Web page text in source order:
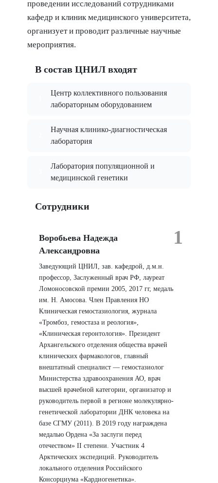
проведении исследований сотрудниками
кафедр и клиник медицинского университета,
организует и проводит различные научные
мероприятия.
В состав ЦНИЛ входят
Центр коллективного пользования
лабораторным оборудованием
Научная клинико-диагностическая
лаборатория
Лаборатория популяционной и
медицинской генетики
Сотрудники
1
Воробьева Надежда
Александровна
Заведующий ЦНИЛ, зав. кафедрой, д.м.н.
профессор, Заслуженный врач РФ, лауреат
Ломоносовской премии 2005, 2017 гг, медаль
им. Н. Амосова. Член Правления НО
Клиническая гемостазиология, журнала
«Тромбоз, гемостаза и реология»,
«Клиническая геронтология». Президент
Архангельского отделения общества врачей
клинических фармакологов, главный
внештатный специалист — гемостазиолог
Министерства здравоохранения АО, врач
высшей врачебной категории, организатор и
руководитель первой в регионе молекулярно-
генетической лаборатории ДНК человека на
базе СГМУ (2011). В 2019 году награждена
медалью Ордена «За заслуги перед
отечеством» II степени. Участник 4
Арктических экспедиций. Руководитель
локального отделения Российского
Консорциума «Кардиогенетика».